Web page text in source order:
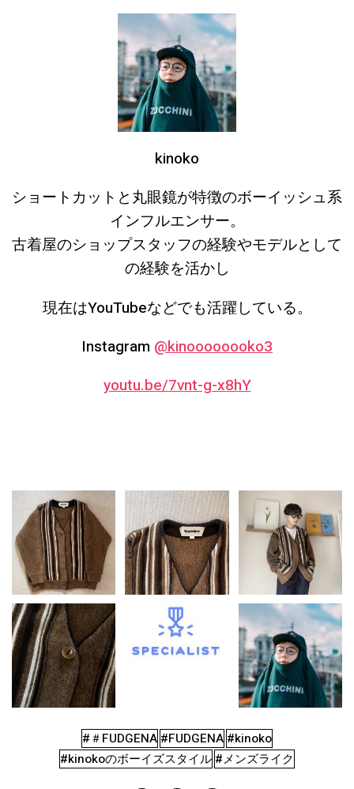
kinoko
ショートカットと丸眼鏡が特徴のボーイッシュ系
インフルエンサー。
古着屋のショップスタッフの経験やモデルとして
の経験を活かし
現在はYouTubeなどでも活躍している。
Instagram @kinoooooooko3
youtu.be/7vnt-g-x8hY
#＃FUDGENA #FUDGENA #kinoko
#kinokoのボーイズスタイル #メンズライク